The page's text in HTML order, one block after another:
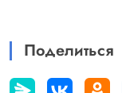
Поделиться